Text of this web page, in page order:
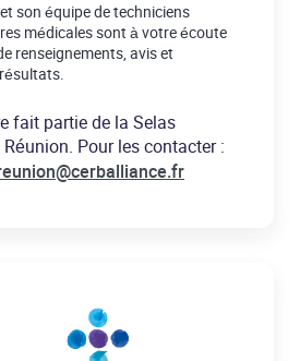
son équipe de techniciens
médicales sont à votre écoute
renseignements, avis et
fait partie de la Selas
Pour les contacter :